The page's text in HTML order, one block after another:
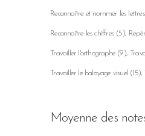
Reconnaître et nommer les
Reconnaître les chiffres (5)
Travailler l'orthographe(9)
Travailler le balayage visuel (15)
Moyenne des